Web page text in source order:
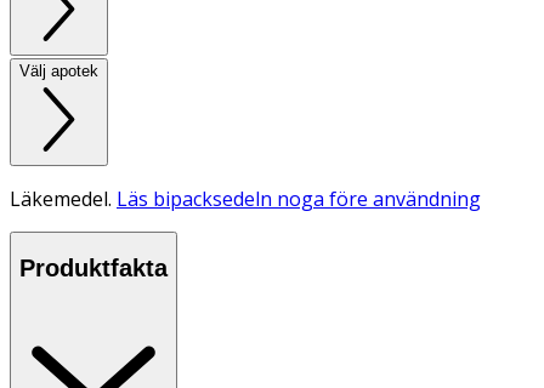
Välj apotek
Läkemedel. Läs bipacksedeln noga före användning
Produktfakta